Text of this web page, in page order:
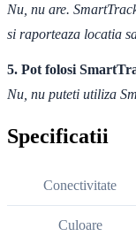
Nu, nu are.
si raporteaza locatia
5. Pot folosi
Nu, nu puteti utiliza
Specificatii
Conectivitate
Culoare